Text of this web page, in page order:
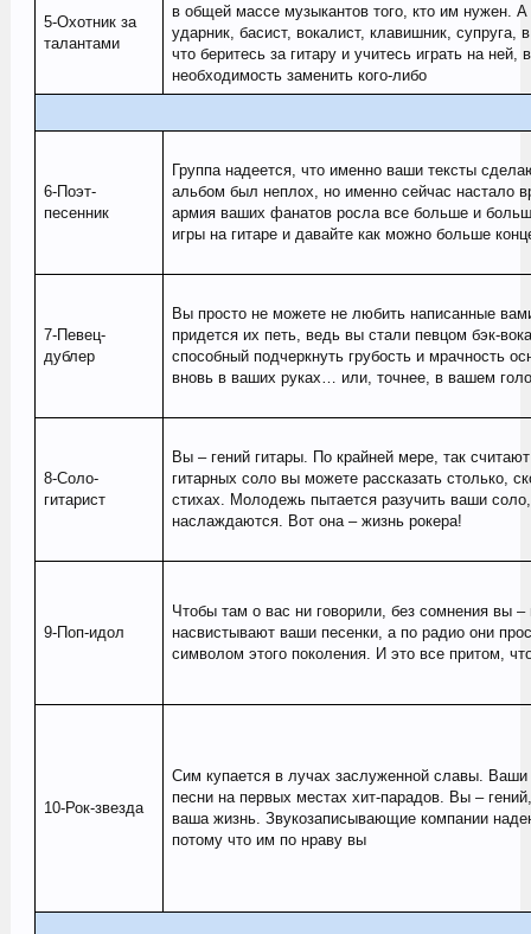
5-Охотник за
талантами
в общей массе музыкантов того, кто им нужен.
ударник, басист, вокалист, клавишник, супруга,
что беритесь за гитару и учитесь играть на ней,
необходимость заменить кого-либо
6-Поэт-
песенник
Группа надеется, что именно ваши тексты
альбом был неплох, но именно сейчас настало
армия ваших фанатов росла все больше и
игры на гитаре и давайте как можно больше
7-Певец-
дублер
Вы просто не можете не любить написанные
придется их петь, ведь вы стали певцом бэк-
способный подчеркнуть грубость и мрачность
вновь в ваших руках… или, точнее, в вашем
8-Соло-
гитарист
Вы – гений гитары. По крайней мере, так
гитарных соло вы можете рассказать столько,
стихах. Молодежь пытается разучить ваши
наслаждаются. Вот она – жизнь рокера!
9-Поп-идол
Чтобы там о вас ни говорили, без сомнения вы
насвистывают ваши песенки, а по радио они
символом этого поколения. И это все притом,
10-Рок-звезда
Сим купается в лучах заслуженной славы.
песни на первых местах хит-парадов. Вы –
ваша жизнь. Звукозаписывающие компании
потому что им по нраву вы